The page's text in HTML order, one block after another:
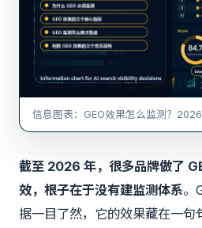
信息图表：GEO效果怎么监测？
截至 2026 年，很多品牌做了
效，根子在于没有建监测体系。
据一目了然，它的效果藏在一